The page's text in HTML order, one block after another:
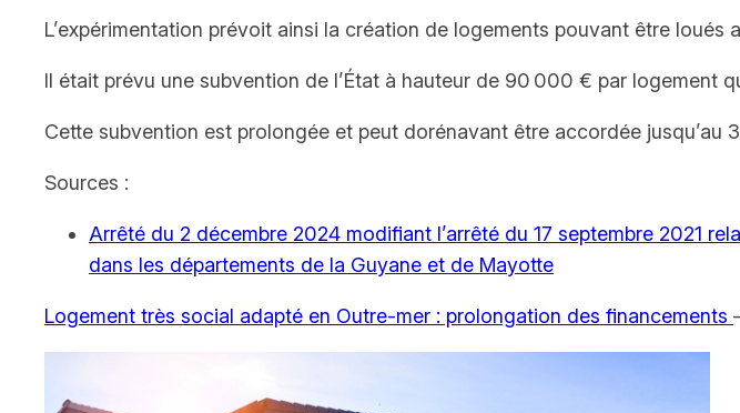
L’expérimentation prévoit ainsi la création de logements pouvant être loués
Il était prévu une subvention de l’État à hauteur de 90 000 € par logement
Cette subvention est prolongée et peut dorénavant être accordée jusqu’au
Sources :
Arrêté du 2 décembre 2024 modifiant l’arrêté du 17 septembre 2021
dans les départements de la Guyane et de Mayotte
Logement très social adapté en Outre-mer : prolongation des financements